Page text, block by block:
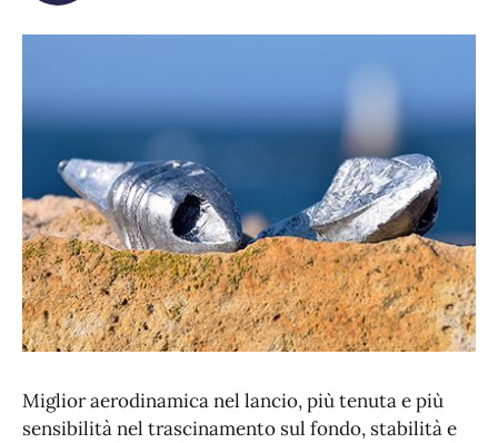
Miglior aerodinamica nel lancio, più tenuta e più
sensibilità nel trascinamento sul fondo, stabilità e